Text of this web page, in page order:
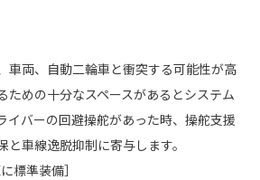
車両、自動二輪車と衝突する可能性が高
ための十分なスペースがあるとシステム
イバーの回避操舵があった時、操舵支援
車線逸脱抑制に寄与します。
標準装備］